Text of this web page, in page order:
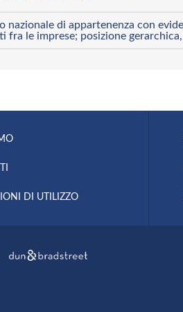
nazionale di appartenenza con
fra le imprese; posizione
DI UTILIZZO